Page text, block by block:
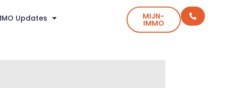
Updates MIJN-
IMMO